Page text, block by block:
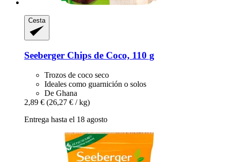
Cesta
Seeberger Chips de Coco, 110 g
Trozos de coco seco
Ideales como guarnición o solos
De Ghana
2,89 € (26,27 € / kg)
Entrega hasta el 18 agosto